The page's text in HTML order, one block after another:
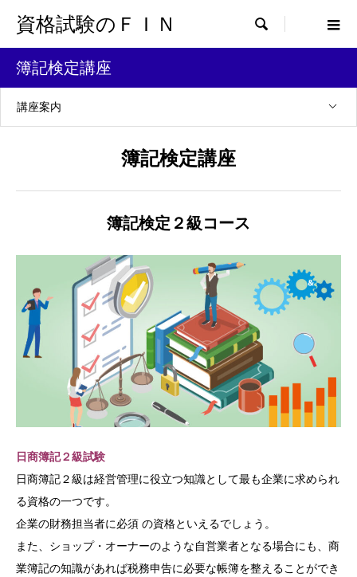
資格試験のＦＩＮ 
簿記検定講座
講座案内
簿記検定講座
簿記検定２級コース
日商簿記２級試験
日商簿記２級は経営管理に役立つ知識として最も企業に求められ
る資格の一つです。
企業の財務担当者に必須 の資格といえるでしょう。
また、ショップ・オーナーのような自営業者となる場合にも、商
業簿記の知識があれば税務申告に必要な帳簿を整えることができ